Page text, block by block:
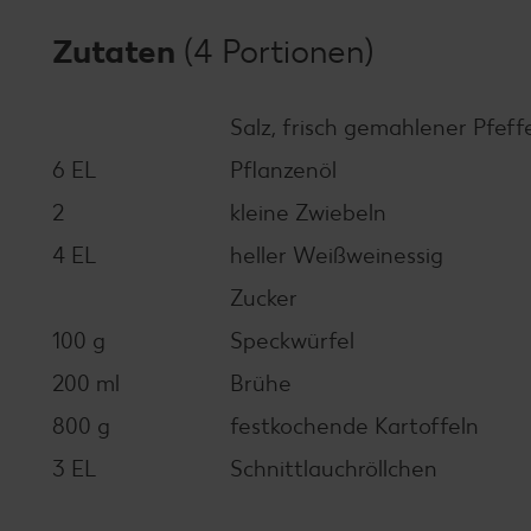
Zutaten (4 Portionen)
Salz, frisch gemahlener
6 EL
Pflanzenöl
2
kleine Zwiebeln
4 EL
heller Weißweinessig
Zucker
100 g
Speckwürfel
200 ml
Brühe
800 g
festkochende Kartoffeln
3 EL
Schnittlauchröllchen